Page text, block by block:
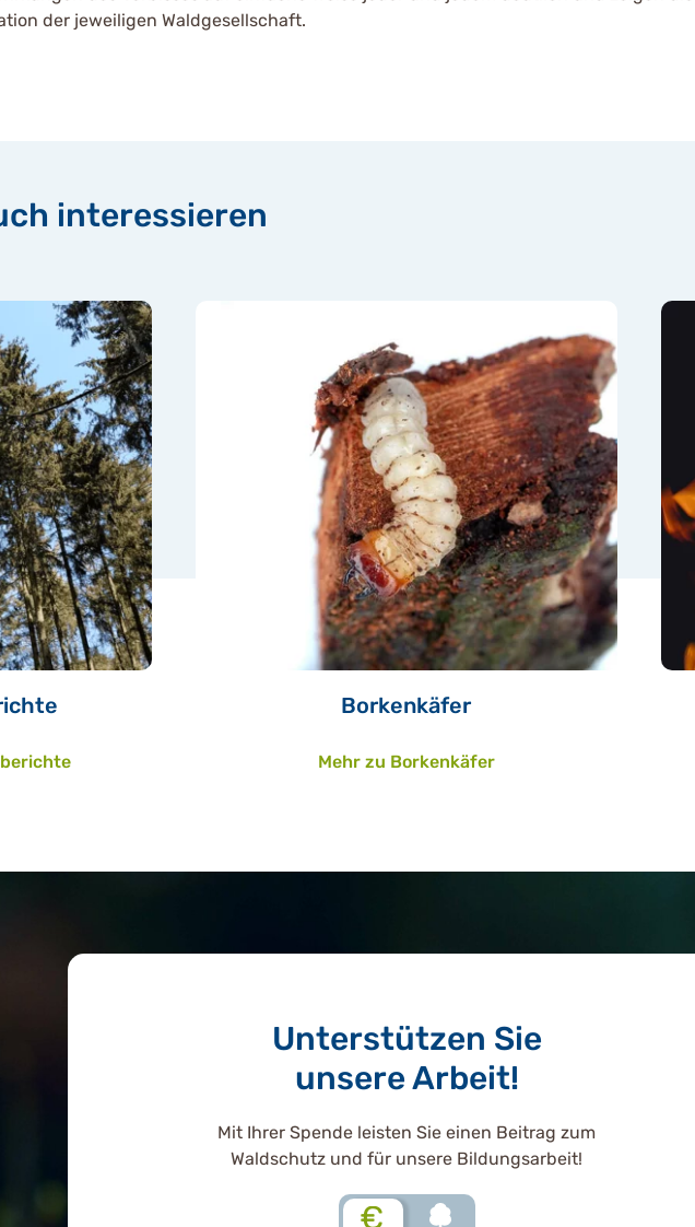
der jeweiligen Waldgesellschaft.
interessieren
Borkenkäfer
Mehr zu Borkenkäfer
Unterstützen Sie
unsere Arbeit!
Mit Ihrer Spende leisten Sie einen Beitrag zum
Waldschutz und für unsere Bildungsarbeit!
€